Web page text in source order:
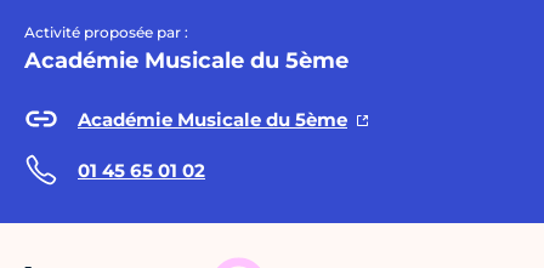
Activité proposée par :
Académie Musicale du 5ème
Académie Musicale du 5ème
01 45 65 01 02